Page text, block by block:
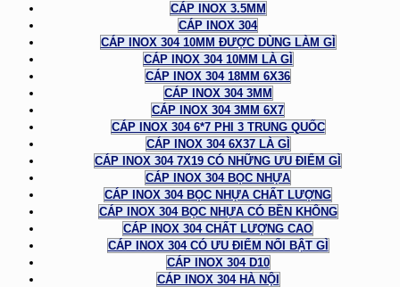
CÁP INOX 3.5MM
CÁP INOX 304
CÁP INOX 304 10MM ĐƯỢC DÙNG LÀM GÌ
CÁP INOX 304 10MM LÀ GÌ
CÁP INOX 304 18MM 6X36
CÁP INOX 304 3MM
CÁP INOX 304 3MM 6X7
CÁP INOX 304 6*7 PHI 3 TRUNG QUỐC
CÁP INOX 304 6X37 LÀ GÌ
CÁP INOX 304 7X19 CÓ NHỮNG ƯU ĐIỂM GÌ
CÁP INOX 304 BỌC NHỰA
CÁP INOX 304 BỌC NHỰA CHẤT LƯỢNG
CÁP INOX 304 BỌC NHỰA CÓ BỀN KHÔNG
CÁP INOX 304 CHẤT LƯỢNG CAO
CÁP INOX 304 CÓ ƯU ĐIỂM NỔI BẬT GÌ
CÁP INOX 304 D10
CÁP INOX 304 HÀ NỘI